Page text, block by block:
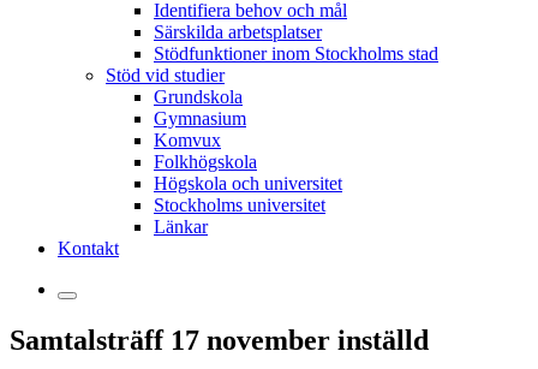
Identifiera behov och mål
Särskilda arbetsplatser
Stödfunktioner inom Stockholms stad
Stöd vid studier
Grundskola
Gymnasium
Komvux
Folkhögskola
Högskola och universitet
Stockholms universitet
Länkar
Kontakt
Samtalsträff 17 november inställd